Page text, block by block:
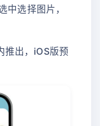
中选择图片，
推出，iOS版预